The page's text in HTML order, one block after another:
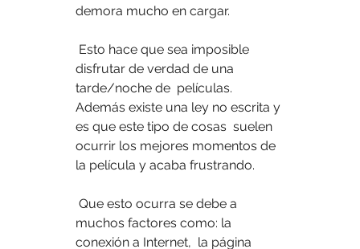
demora mucho en cargar.
disfrutar de verdad de una
tarde/noche de  películas.
Además existe una ley no escrita y
es que este tipo de cosas  suelen
ocurrir los mejores momentos de
la película y acaba frustrando.
muchos factores como: la
conexión a Internet,  la página